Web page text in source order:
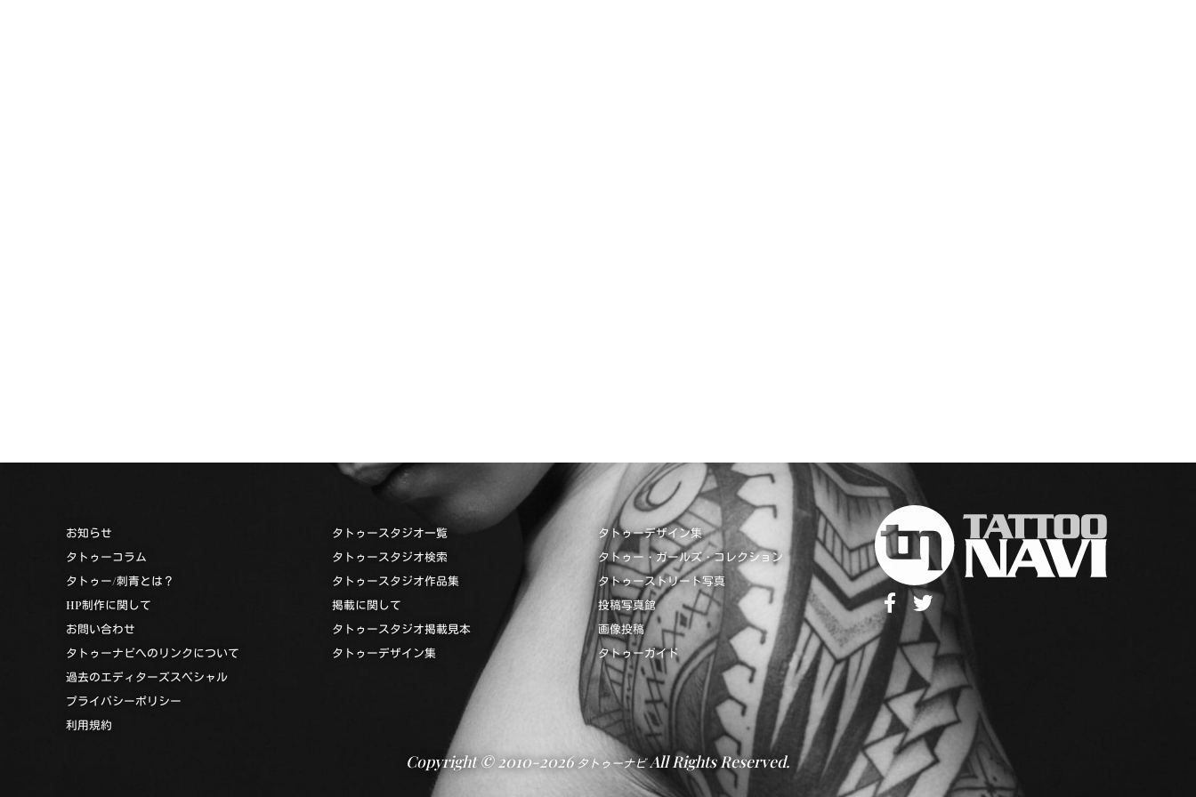
お知らせ
タトゥーコラム
タトゥー/刺青とは？
HP制作に関して
お問い合わせ
タトゥーナビへのリンクについて
過去のエディターズスペシャル
プライバシーポリシー
利用規約
タトゥースタジオ一覧
タトゥースタジオ検索
タトゥースタジオ作品集
掲載に関して
タトゥースタジオ掲載見本
タトゥーデザイン集
タトゥーデザイン集
タトゥー・ガールズ・コレクション
タトゥーストリート写真
投稿写真館
画像投稿
タトゥーガイド
Copyright © 2010-2026タトゥーナビAll Rights Reserved.